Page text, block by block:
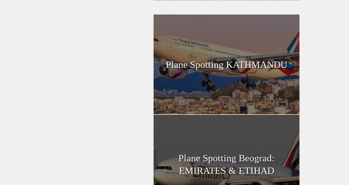
Plane Spotting KATHMANDU
Plane Spotting Beograd:
EMIRATES & ETIHAD